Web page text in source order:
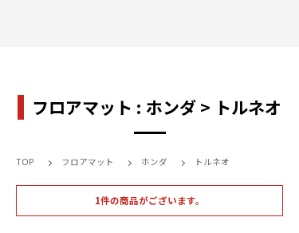
フロアマット : ホンダ > トルネオ
TOP フロアマット ホンダ トルネオ
1件の商品がございます。